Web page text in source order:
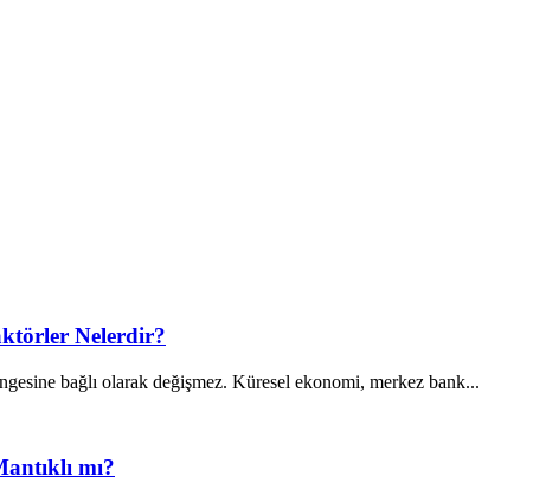
Nelerdir?
bağlı olarak değişmez. Küresel ekonomi, merkez bank...
mı?